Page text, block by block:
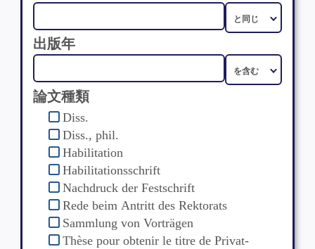
出版年
論文種類
Diss.
Diss., phil.
Habilitation
Habilitationsschrift
Nachdruck der Festschrift
Rede beim Antritt des Rektorats
Sammlung von Vorträgen
Thèse pour obtenir le titre de Privat-